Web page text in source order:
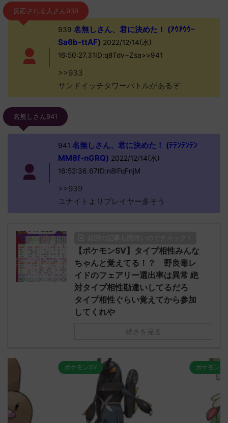
反応される人さん939
939 名無しさん、君に決めた！ (ｱｳｱｳｳｰ
Sa6b-ttAF) 2022/12/14(水)
16:50:27.31ID:q8Tdv+Zsa>>941
>>933
サンドイッチタワーバトルがあるぞ
名無しさん941
941 名無しさん、君に決めた！ (ﾃﾃﾝﾃﾝﾃﾝ
MM8f-nGRQ) 2022/12/14(水)
16:52:36.67ID:n8IFqFnjM
>>939
ユナイトよりプレイヤー多そう
【ポケモンSV】タイプ相性みんな
ちゃんと覚えてる！？ 野良毒レ
イドのフェアリー選出率は異常 絶
対タイプ相性勘違いしてるだろ
タイプ相性ぐらい覚えてから参加
してくれや
続きを見る
ポケモンSV ポケモンSV